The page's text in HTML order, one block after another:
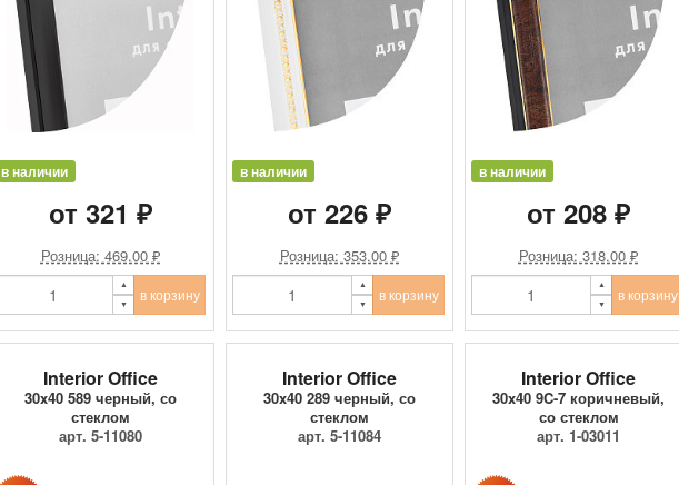
в наличии
от 321 ₽
Розница: 469.00 ₽
в корзину
в наличии
от 226 ₽
Розница: 353.00 ₽
в корзину
в наличии
от 208 ₽
Розница: 318.00 ₽
в корзину
Interior Office
30x40 589 черный, со
стеклом
арт. 5-11080
Interior Office
30x40 289 черный, со
стеклом
арт. 5-11084
Interior Office
30x40 9C-7 коричневый,
со стеклом
арт. 1-03011